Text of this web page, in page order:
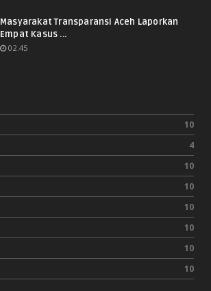
Masyarakat Transparansi Aceh Laporkan
Empat Kasus ...
02.45
10
4
10
10
10
10
10
10